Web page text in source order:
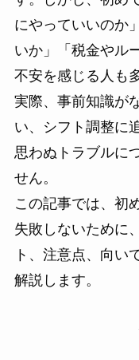
にやっていいのか
いか」「税金やル
不安を感じる人も
実際、事前知識が
い、シフト調整に
思わぬトラブルに
せん。
この記事では、初
失敗しないために
ト、注意点、向い
解説します。